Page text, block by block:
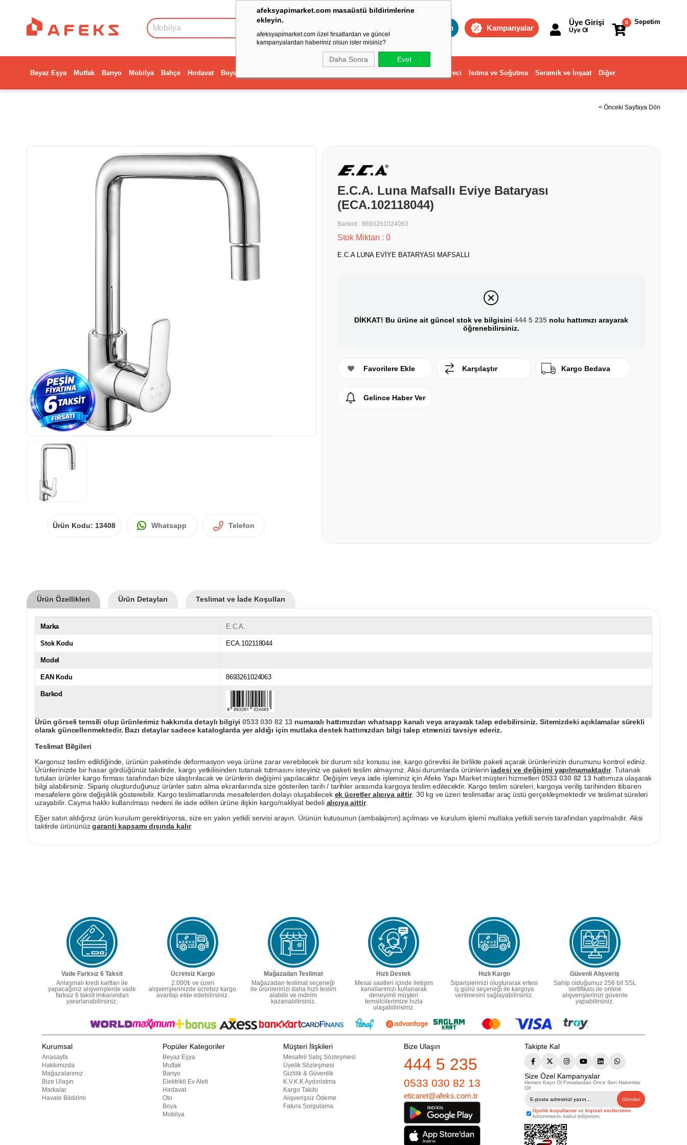
afeksyapimarket.com masaüstü bildirimlerine
ekleyin.
afeksyapimarket.com özel fırsatlardan ve güncel
kampanyalardan haberiniz olsun ister misiniz?
Daha Sonra Evet
Toptan Kampanyalar
Sepetim
0
Üye Girişi
Üye Ol
Beyaz Eşya Mutfak Banyo Mobilya Bahçe Hırdavat Boya Dekorasyon ve Ev Gereci Isıtma ve Soğutma Seramik ve İnşaat Diğer
< Önceki Sayfaya Dön
Ürün Kodu: 13408 Whatsapp Telefon
E.C.A. Luna Mafsallı Eviye Bataryası
(ECA.102118044)
Barkod : 8693261024063
Stok Miktarı : 0
E.C.A LUNA EVİYE BATARYASI MAFSALLI
DİKKAT! Bu ürüne ait güncel stok ve bilgisini 444 5 235nolu hattımızı arayarak
öğrenebilirsiniz.
Favorilere Ekle Karşılaştır Kargo Bedava
Gelince Haber Ver
Ürün Özellikleri Ürün Detayları Teslimat ve İade Koşulları
Marka E.C.A.
Stok Kodu ECA.102118044
Model
EAN Kodu 8693261024063
Barkod
Ürün görseli temsili olup ürünlerimiz hakkında detaylı bilgiyi0533 030 82 13 numaralı hattımızdan whatsapp kanalı veya arayarak talep edebilirsiniz. Sitemizdeki açıklamalar sürekli
olarak güncellenmektedir. Bazı detaylar sadece kataloglarda yer aldığı için mutlaka destek hattımızdan bilgi talep etmenizi tavsiye ederiz.
Teslimat Bilgileri
Kargonuz teslim edildiğinde, ürünün paketinde deformasyon veya ürüne zarar verebilecek bir durum söz konusu ise, kargo görevlisi ile birlikte paketi açarak ürünlerinizin durumunu kontrol ediniz.
Ürünlerinizde bir hasar gördüğünüz takdirde, kargo yetkilisinden tutanak tutmasını isteyiniz ve paketi teslim almayınız. Aksi durumlarda ürünlerin iadesi ve değişimi yapılmamaktadır. Tutanak
tutulan ürünler kargo firması tarafından bize ulaştırılacak ve ürünlerin değişimi yapılacaktır. Değişim veya iade işleminiz için Afeks Yapı Market müşteri hizmetleri 0533 030 82 13hattımıza ulaşarak
bilgi alabilirsiniz. Sipariş oluşturduğunuz ürünler satın alma ekranlarında size gösterilen tarih / tarihler arasında kargoya teslim edilecektir. Kargo teslim süreleri, kargoya veriliş tarihinden itibaren
mesafelere göre değişiklik gösterebilir. Kargo teslimatlarında mesafelerden dolayı oluşabilecek ek ücretler alıcıya aittir. 30 kg ve üzeri teslimatlar araç üstü gerçekleşmektedir ve teslimat süreleri
uzayabilir. Cayma hakkı kullanılması nedeni ile iade edilen ürüne ilişkin kargo/nakliyat bedeli alıcıya aittir.
Eğer satın aldığınız ürün kurulum gerektiriyorsa, size en yakın yetkili servisi arayın. Ürünün kutusunun (ambalajının) açılması ve kurulum işlemi mutlaka yetkili servis tarafından yapılmalıdır. Aksi
taktirde ürününüzgaranti kapsamı dışında kalır.
Vade Farksız 6 Taksit
Anlaşmalı kredi kartları ile
yapacağınız alışverişlerde vade
farksız 6 taksit imkanından
yararlanabilirsiniz.
Ücretsiz Kargo
2.000₺ ve üzeri
alışverişlerinizde ücretsiz kargo
avantajı elde edebilirsiniz.
Mağazadan Teslimat
Mağazadan teslimat seçeneği
ile ürünlerinizi daha hızlı teslim
alabilir ve indirim
kazanabilirsiniz.
Hızlı Destek
Mesai saatleri içinde iletişim
kanallarımızı kullanarak
deneyimli müşteri
temsilcilerimize hızla
ulaşabilirisiniz.
Hızlı Kargo
Siparişlerinizi oluşturarak ertesi
iş günü seçeneği ile kargoya
verilmesini sağlayabilirsiniz.
Güvenli Alışveriş
Sahip olduğumuz 256 bit SSL
sertifikası ile online
alışverişlerinizi güvenle
yapabilirsiniz.
Kurumsal
Anasayfa
Hakkımızda
Mağazalarımız
Bize Ulaşın
Markalar
Havale Bildirimi
Popüler Kategoriler
Beyaz Eşya
Mutfak
Banyo
Elektrikli Ev Aleti
Hırdavat
Oto
Boya
Mobilya
Müşteri İlişkileri
Mesafeli Satış Sözleşmesi
Üyelik Sözleşmesi
Gizlilik & Güvenlik
K.V.K.K Aydınlatma
Kargo Takibi
Alışverişsiz Ödeme
Fatura Sorgulama
Bize Ulaşın
444 5 235
0533 030 82 13
eticaret@afeks.com.tr
Takipte Kal
Size Özel Kampanyalar
Hemen Kayıt Ol Fırsatlardan Önce Sen Haberdar
Ol!
Gönder
Üyelik koşullarını ve kişisel verilerimin
korunmasını kabul ediyorum.